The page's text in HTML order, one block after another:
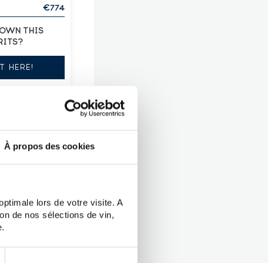
À propos des cookies
lors de votre visite. A
de nos sélections de vin,
€774
THIS
HERE!